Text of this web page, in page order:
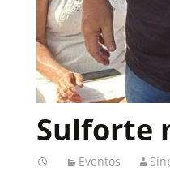
Sulforte
Eventos